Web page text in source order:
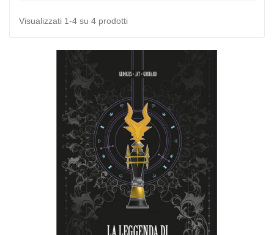
Visualizzati 1-4 su 4 prodotti